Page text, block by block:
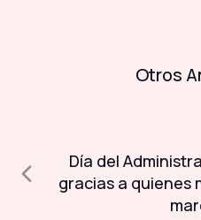
Otros
Día del
gracias a quienes